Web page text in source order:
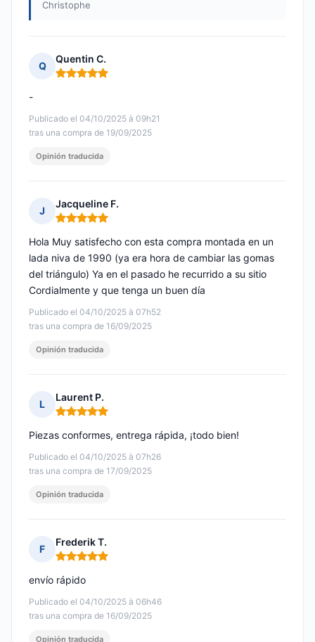
Christophe
Q
Quentin C.
Nota: 5 de 5
Publicado el 04/10/2025 à 09h21
tras una compra de 19/09/2025
-
Opinión traducida
J
Jacqueline F.
Nota: 5 de 5
Publicado el 04/10/2025 à 07h52
tras una compra de 16/09/2025
Hola Muy satisfecho con esta compra montada en un
lada niva de 1990 (ya era hora de cambiar las gomas
del triángulo) Ya en el pasado he recurrido a su sitio
Cordialmente y que tenga un buen día
Opinión traducida
L
Laurent P.
Nota: 5 de 5
Publicado el 04/10/2025 à 07h26
tras una compra de 17/09/2025
Piezas conformes, entrega rápida, ¡todo bien!
Opinión traducida
F
Frederik T.
Nota: 5 de 5
Publicado el 04/10/2025 à 06h46
tras una compra de 16/09/2025
envío rápido
Opinión traducida